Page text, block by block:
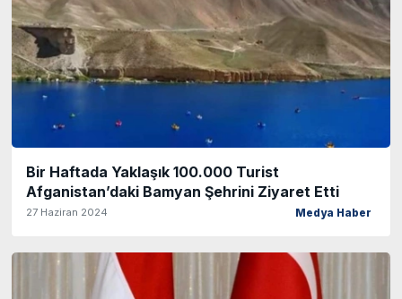
Bir Haftada Yaklaşık 100.000 Turist
Afganistan’daki Bamyan Şehrini Ziyaret Etti
27 Haziran 2024 Medya Haber